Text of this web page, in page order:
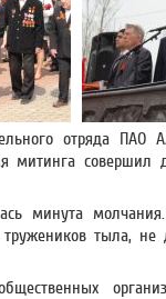
отряда
совершил
минута
тыла, не